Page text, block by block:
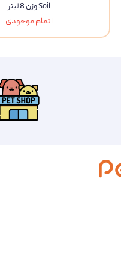
Soil وزن 8 لیتر
اتمام موجودی